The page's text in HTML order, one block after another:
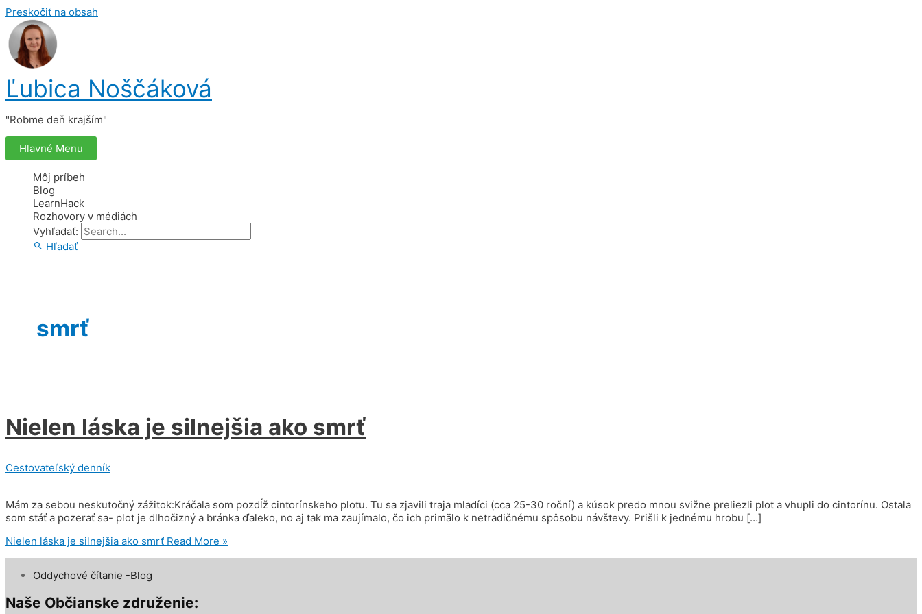
Preskočiť na obsah
Ľubica Noščáková
"Robme deň krajším"
Hlavné Menu
Môj príbeh
Blog
LearnHack
Rozhovory v médiách
Vyhľadať:
Hľadať
smrť
Nielen láska je silnejšia ako smrť
Cestovateľský denník
Mám za sebou neskutočný zážitok:Kráčala som pozdĺž cintorínskeho plotu. Tu sa zjavili traja mladíci (cca 25-30 roční) a kúsok predo mnou svižne preliezli plot a vhupli do cintorínu. Ostala
som stáť a pozerať sa- plot je dlhočizný a bránka ďaleko, no aj tak ma zaujímalo, čo ich primälo k netradičnému spôsobu návštevy. Prišli k jednému hrobu […]
Nielen láska je silnejšia ako smrť Read More »
Oddychové čítanie -Blog
Naše Občianske združenie: